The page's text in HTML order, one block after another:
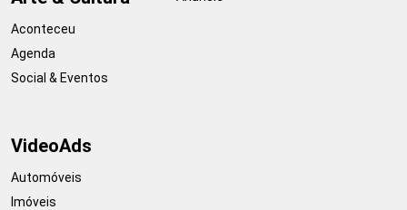
Aconteceu
Agenda
Social & Eventos
VideoAds
Automóveis
Imóveis